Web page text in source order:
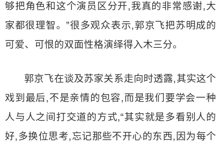
够把角色和这个演员区分开,我真的非常感谢,大
家都很理智。”很多观众表示,郭京飞把苏明成的
可爱、可恨的双面性格演绎得入木三分。
郭京飞在谈及苏家关系走向时透露,其实这个
戏到最后,不是亲情的包容,而是我们要学会一种
人与人之间打交道的方式,“其实就是多看别人的
好,多换位思考,忘记那些不开心的东西,因为每个